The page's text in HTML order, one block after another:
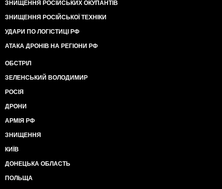
ЗНИЩЕННЯ РОСІЙСЬКИХ ОКУПАНТІВ
ЗНИЩЕННЯ РОСІЙСЬКОЇ ТЕХНІКИ
УДАРИ ПО ЛОГІСТИЦІ РФ
АТАКА ДРОНІВ НА РЕГІОНИ РФ
ОБСТРІЛ
ЗЕЛЕНСЬКИЙ ВОЛОДИМИР
РОСІЯ
ДРОНИ
АРМІЯ РФ
ЗНИЩЕННЯ
КИЇВ
ДОНЕЦЬКА ОБЛАСТЬ
ПОЛЬЩА